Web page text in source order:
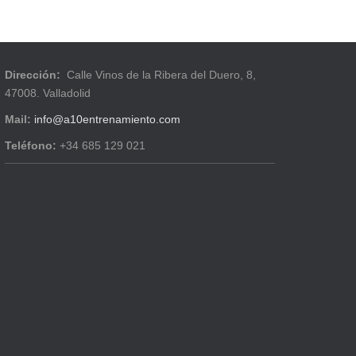
Dirección: Calle Vinos de la Ribera del Duero, 8,
47008. Valladolid
Mail: info@a10entrenamiento.com
Teléfono: +34 685 129 021